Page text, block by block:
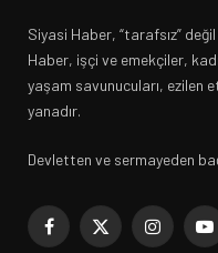
Siyasi Haber, “tarafsız” değil
Haber, işçi ve emekçiler,
yaşam savunucuları, ezilen
yanadır.
Devletten ve sermayeden
Facebook
X